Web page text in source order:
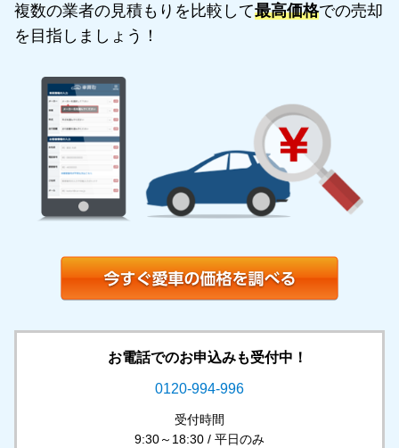
複数の業者の見積もりを比較して最高価格での売却
を目指しましょう！
お電話でのお申込みも受付中！
0120-994-996
受付時間
9:30～18:30 / 平日のみ